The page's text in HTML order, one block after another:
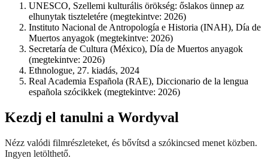
UNESCO, Szellemi kulturális örökség: őslakos ünnep az
elhunytak tiszteletére (megtekintve: 2026)
Instituto Nacional de Antropología e Historia (INAH), Día de
Muertos anyagok (megtekintve: 2026)
Secretaría de Cultura (México), Día de Muertos anyagok
(megtekintve: 2026)
Ethnologue, 27. kiadás, 2024
Real Academia Española (RAE), Diccionario de la lengua
española szócikkek (megtekintve: 2026)
Kezdj el tanulni a Wordyval
Nézz valódi filmrészleteket, és bővítsd a szókincsed menet közben.
Ingyen letölthető.